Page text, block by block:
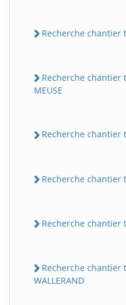
Recherche chantier
Recherche chantier
MEUSE
Recherche chantier
Recherche chantier
Recherche chantier
Recherche chantier
WALLERAND